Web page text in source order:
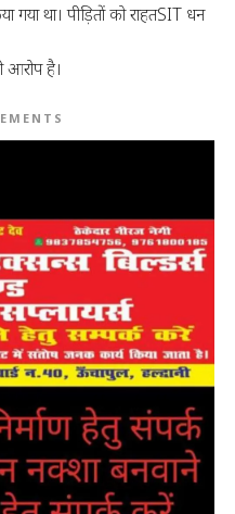
गया था। पीड़ितों को राहतSIT धन
आरोप है।